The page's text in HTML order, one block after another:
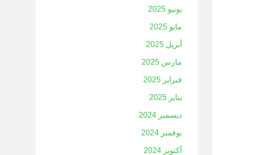
يونيو 2025
مايو 2025
أبريل 2025
مارس 2025
فبراير 2025
يناير 2025
ديسمبر 2024
نوفمبر 2024
أكتوبر 2024